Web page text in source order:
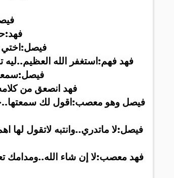
فهد فهم:استغفر الله
فهد انصعق من
فيصل وهو معصب:اقول لك
فيصل:لا ماتدري..وانتبه لاتقول لها
فهد معصب:لا إن شاء الله..ومدامك